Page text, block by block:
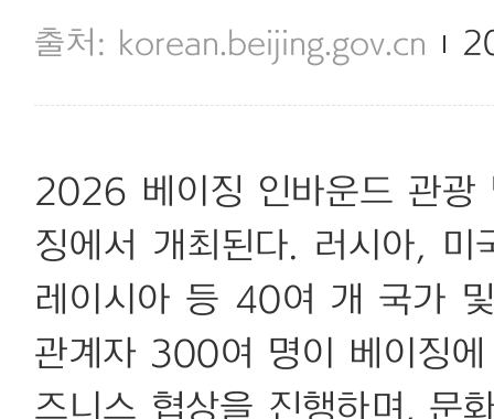
korean.beijing.gov.cn
2026 베이징 인바운드 관
징에서 개최된다. 러시아,
레이시아 등 40여 개 국가
관계자 300여 명이 베이징